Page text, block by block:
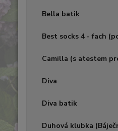
Bella batik
Best socks 4 - fach
Camilla (s atestem
Diva
Diva batik
Duhová klubka